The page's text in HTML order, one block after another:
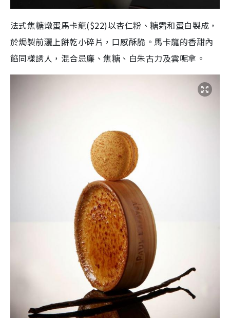
法式焦糖燉蛋馬卡龍($22)以杏仁粉、糖霜和蛋白製成，
於焗製前灑上餅乾小碎片，口感酥脆。馬卡龍的香甜內
餡同樣誘人，混合忌廉、焦糖、白朱古力及雲呢拿。